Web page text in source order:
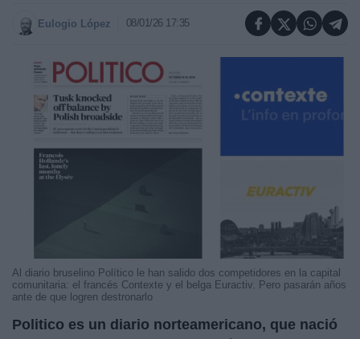
Eulogio López 08/01/26 17:35
Al diario bruselino Político le han salido dos competidores en la capital
comunitaria: el francés Contexte y el belga Euractiv. Pero pasarán años
ante de que logren destronarlo
Politico es un diario norteamericano, que nació